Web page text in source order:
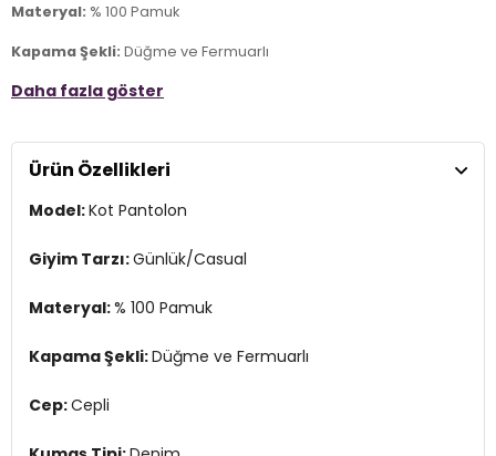
Materyal: % 100 Pamuk
Kapama Şekli: Düğme ve Fermuarlı
Cep:Cepli
Bel:Yüksek Bel
Boy:Standart
Paça Tipi:Geniş Paça
Menşei:
Türkiye
Daha fazla göster
Ürün Özellikleri
Model:Kot Pantolon
Giyim Tarzı:Günlük/Casual
Materyal:% 100 Pamuk
Kapama Şekli:Düğme ve Fermuarlı
Cep:Cepli